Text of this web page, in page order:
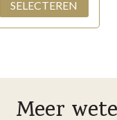
SELECTEREN
variaties.
Deze
gekozen
op
Meer